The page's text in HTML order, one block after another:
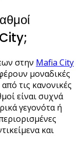
στην Mafia City
μοναδικές
τις κανονικές
είναι συχνά
γεγονότα ή
και